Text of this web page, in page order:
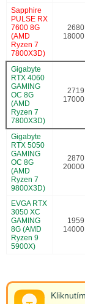
Sapphire
PULSE RX
7600 8G
(AMD
Ryzen 7
7800X3D)
Gigabyte
RTX 4060
GAMING
OC 8G
(AMD
Ryzen 7
7800X3D)
Gigabyte
RTX 5050
GAMING
OC 8G
(AMD
Ryzen 7
9800X3D)
EVGA RTX
3050 XC
GAMING
8G (AMD
Ryzen 9
5900X)